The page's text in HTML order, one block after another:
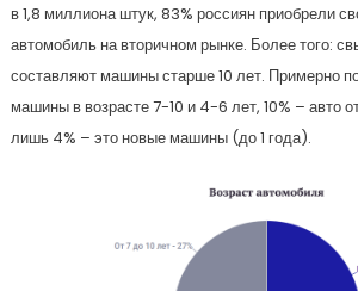
в 1,8 миллиона штук, 83% россиян приобрели
автомобиль на вторичном рынке. Более того:
составляют машины старше 10 лет. Примерно
машины в возрасте 7-10 и 4-6 лет, 10% – авто
лишь 4% – это новые машины (до 1 года).